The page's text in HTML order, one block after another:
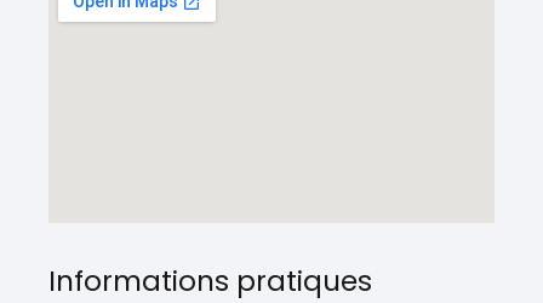
Informations pratiques